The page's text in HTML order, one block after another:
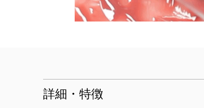
詳細・特徴